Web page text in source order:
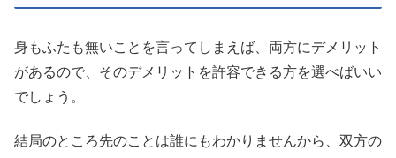
身もふたも無いことを言ってしまえば、両方にデメリット
があるので、そのデメリットを許容できる方を選べばいい
でしょう。
結局のところ先のことは誰にもわかりませんから、双方の